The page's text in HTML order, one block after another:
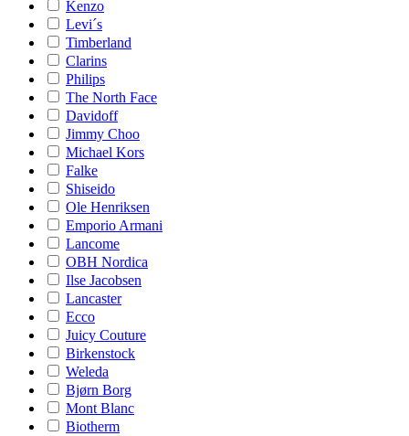
Kenzo
Levi´s
Timberland
Clarins
Philips
The North Face
Davidoff
Jimmy Choo
Michael Kors
Falke
Shiseido
Ole Henriksen
Emporio Armani
Lancome
OBH Nordica
Ilse Jacobsen
Lancaster
Ecco
Juicy Couture
Birkenstock
Weleda
Bjørn Borg
Mont Blanc
Biotherm